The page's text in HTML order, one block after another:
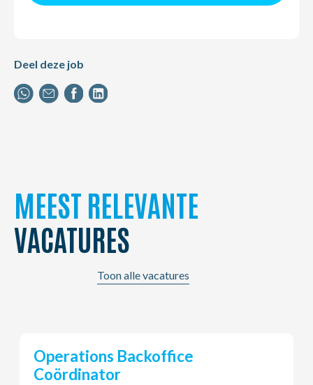
Deel deze job
MEEST RELEVANTE
VACATURES
Toon alle vacatures
Young Potential Planner
(m/v/x)